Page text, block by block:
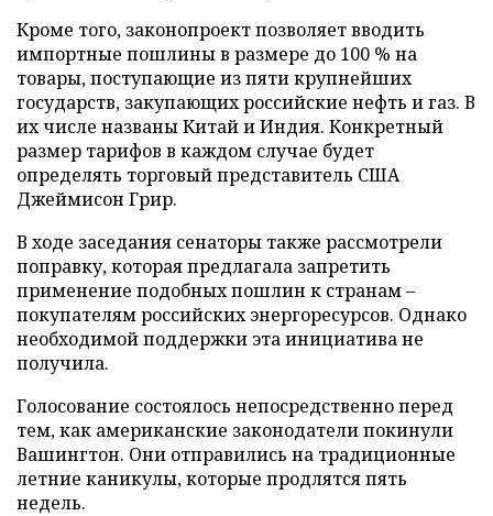
Кроме того, законопроект позволяет вводить
импортные пошлины в размере до 100 % на
товары, поступающие из пяти крупнейших
государств, закупающих российские нефть и газ. В
их числе названы Китай и Индия. Конкретный
размер тарифов в каждом случае будет
определять торговый представитель США
Джеймисон Грир.
В ходе заседания сенаторы также рассмотрели
поправку, которая предлагала запретить
применение подобных пошлин к странам –
покупателям российских энергоресурсов. Однако
необходимой поддержки эта инициатива не
получила.
Голосование состоялось непосредственно перед
тем, как американские законодатели покинули
Вашингтон. Они отправились на традиционные
летние каникулы, которые продлятся пять
недель.